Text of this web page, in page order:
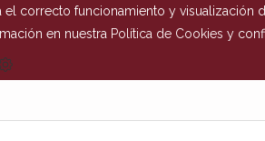
correcto funcionamiento y visualización
en nuestra Política de Cookies y